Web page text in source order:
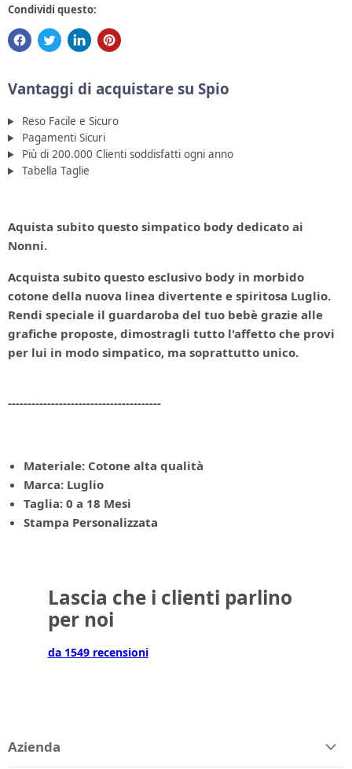
Condividi questo:
Vantaggi di acquistare su Spio
Reso Facile e Sicuro
Pagamenti Sicuri
Più di 200.000 Clienti soddisfatti ogni anno
Tabella Taglie
Aquista subito questo simpatico body dedicato ai
Nonni.
Acquista subito questo esclusivo body in morbido
cotone della nuova linea divertente e spiritosa Luglio.
Rendi speciale il guardaroba del tuo bebè grazie alle
grafiche proposte, dimostragli tutto l'affetto che provi
per lui in modo simpatico, ma soprattutto unico.
---------------------------------------
Materiale: Cotone alta qualità
Marca: Luglio
Taglia: 0 a 18 Mesi
Stampa Personalizzata
Lascia che i clienti parlino
per noi
da 1549 recensioni
Azienda